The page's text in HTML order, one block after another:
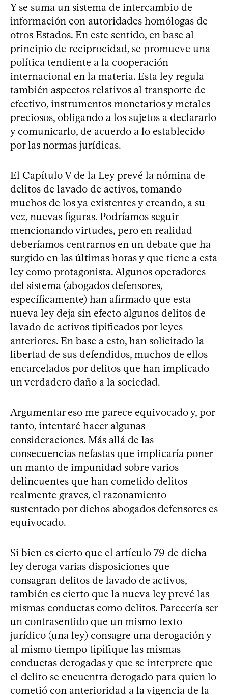
Y se suma un sistema de intercambio de
información con autoridades homólogas de
otros Estados. En este sentido, en base al
principio de reciprocidad, se promueve una
política tendiente a la cooperación
internacional en la materia. Esta ley regula
también aspectos relativos al transporte de
efectivo, instrumentos monetarios y metales
preciosos, obligando a los sujetos a declararlo
y comunicarlo, de acuerdo a lo establecido
por las normas jurídicas.
El Capítulo V de la Ley prevé la nómina de
delitos de lavado de activos, tomando
muchos de los ya existentes y creando, a su
vez, nuevas figuras. Podríamos seguir
mencionando virtudes, pero en realidad
deberíamos centrarnos en un debate que ha
surgido en las últimas horas y que tiene a esta
ley como protagonista. Algunos operadores
del sistema (abogados defensores,
específicamente) han afirmado que esta
nueva ley deja sin efecto algunos delitos de
lavado de activos tipificados por leyes
anteriores. En base a esto, han solicitado la
libertad de sus defendidos, muchos de ellos
encarcelados por delitos que han implicado
un verdadero daño a la sociedad.
Argumentar eso me parece equivocado y, por
tanto, intentaré hacer algunas
consideraciones. Más allá de las
consecuencias nefastas que implicaría poner
un manto de impunidad sobre varios
delincuentes que han cometido delitos
realmente graves, el razonamiento
sustentado por dichos abogados defensores es
equivocado.
Si bien es cierto que el artículo 79 de dicha
ley deroga varias disposiciones que
consagran delitos de lavado de activos,
también es cierto que la nueva ley prevé las
mismas conductas como delitos. Parecería ser
un contrasentido que un mismo texto
jurídico (una ley) consagre una derogación y
al mismo tiempo tipifique las mismas
conductas derogadas y que se interprete que
el delito se encuentra derogado para quien lo
cometió con anterioridad a la vigencia de la